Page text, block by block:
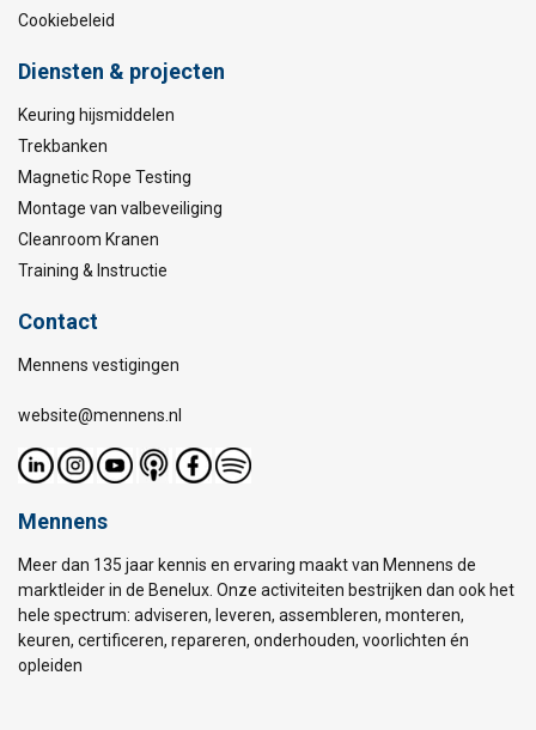
Cookiebeleid
Diensten & projecten
Keuring hijsmiddelen
Trekbanken
Magnetic Rope Testing
Montage van valbeveiliging
Cleanroom Kranen
Training & Instructie
Contact
Mennens vestigingen
website@mennens.nl
Mennens
Meer dan 135 jaar kennis en ervaring maakt van Mennens de
marktleider in de Benelux. Onze activiteiten bestrijken dan ook het
hele spectrum: adviseren, leveren, assembleren, monteren,
keuren, certificeren, repareren, onderhouden, voorlichten én
opleiden